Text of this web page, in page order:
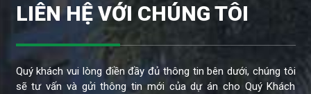
LIÊN HỆ VỚI CHÚNG TÔI
Quý khách vui lòng điền đầy đủ thông tin bên dưới, chúng tôi
sẽ tư vấn và gửi thông tin mới của dự án cho Quý Khách